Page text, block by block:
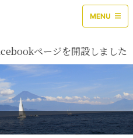
MENU
ージを開設しました！ぜひ